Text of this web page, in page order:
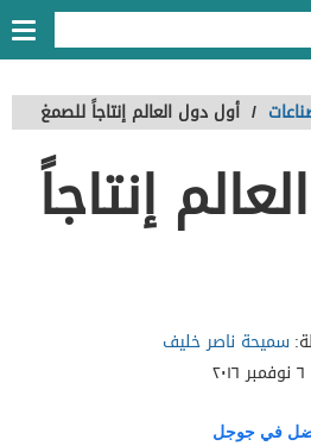
/ أول دول العالم إنتاجاً للصمغ
إنتاجاً
سميحة ناصر خليف
في جوجل